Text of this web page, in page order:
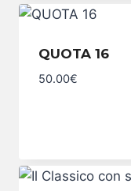
QUOTA 16
50.00€
QUOTA